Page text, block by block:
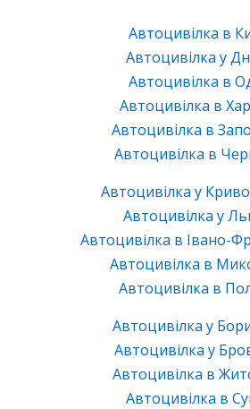
Автоцивілка в
Автоцивілка у
Автоцивілка в
Автоцивілка в
Автоцивілка в
Автоцивілка в
Автоцивілка у
Автоцивілка у
Автоцивілка в Івано-
Автоцивілка в
Автоцивілка в
Автоцивілка у
Автоцивілка у
Автоцивілка в
Автоцивілка в